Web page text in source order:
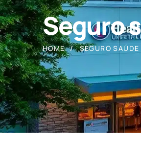
Seguro
HOME SEGURO